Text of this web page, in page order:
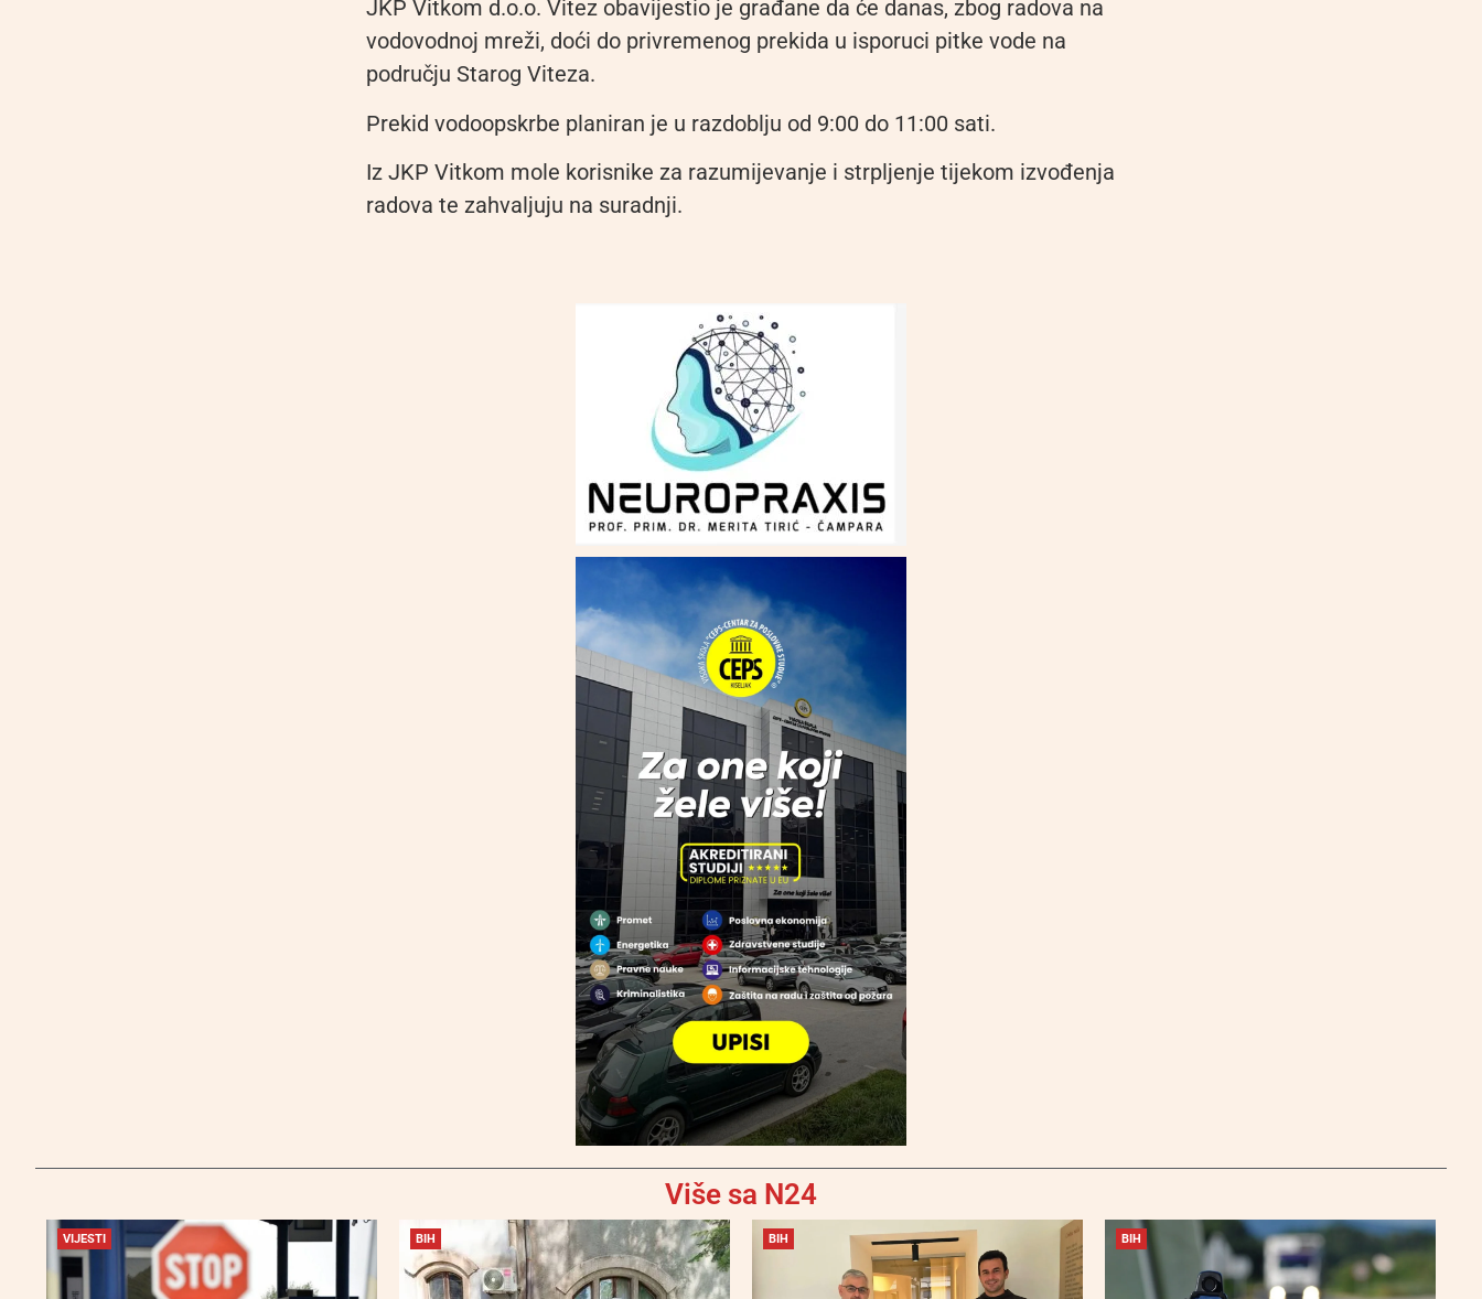
JKP Vitkom d.o.o. Vitez obavijestio je građane da će danas, zbog radova na
vodovodnoj mreži, doći do privremenog prekida u isporuci pitke vode na
području Starog Viteza.
Prekid vodoopskrbe planiran je u razdoblju od 9:00 do 11:00 sati.
Iz JKP Vitkom mole korisnike za razumijevanje i strpljenje tijekom izvođenja
radova te zahvaljuju na suradnji.
Više sa N24
VIJESTI BIH BIH BIH